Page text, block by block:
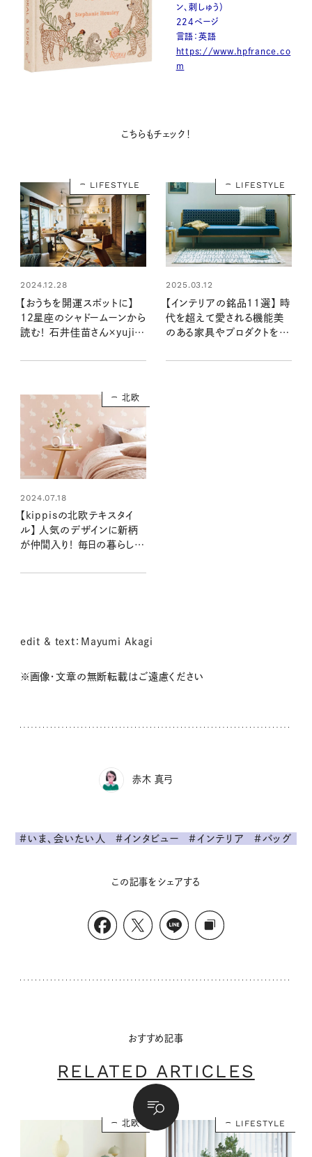
ン、刺しゅう）
224ページ
言語：英語
https://www.hpfrance.co
m
こちらもチェック！
LIFESTYLE
2024.12.28
【おうちを開運スポットに】
12星座のシャドームーンから
読む！ 石井佳苗さん×yujiさ
ア
LIFESTYLE
2025.03.12
【インテリアの銘品11選】 時
代を超えて愛される機能美
のある家具やプロダクトを、
した
北欧
2024.07.18
【kippisの北欧テキスタイ
ル】 人気のデザインに新柄
が仲間入り！ 毎日の暮らしが
目
edit & text：Mayumi Akagi
※画像・文章の無断転載はご遠慮ください
赤木 真弓
#いま、会いたい人 #インタビュー #インテリア #バッグ
この記事をシェアする
おすすめ記事
RELATED ARTICLES
北欧 LIFESTYLE